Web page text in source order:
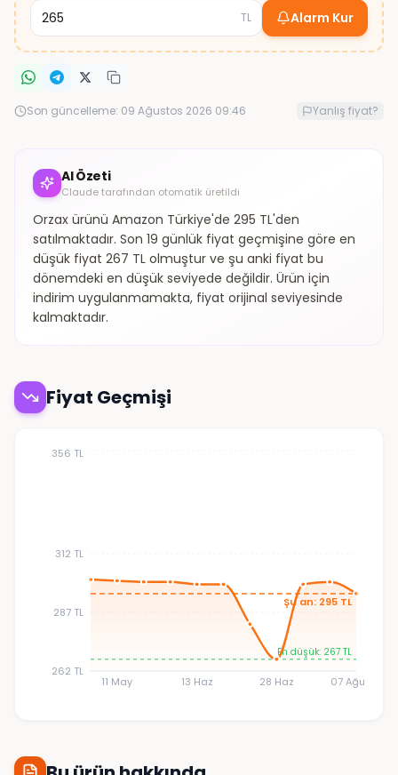
TL Alarm Kur
Son güncelleme: 09 Ağustos 2026 09:46 Yanlış fiyat?
AI Özeti
Claude tarafından otomatik üretildi
Orzax ürünü Amazon Türkiye'de 295 TL'den
satılmaktadır. Son 19 günlük fiyat geçmişine göre en
düşük fiyat 267 TL olmuştur ve şu anki fiyat bu
dönemdeki en düşük seviyede değildir. Ürün için
indirim uygulanmamakta, fiyat orijinal seviyesinde
kalmaktadır.
Fiyat Geçmişi
11 May 13 Haz 28 Haz 07 Ağu
262 TL
287 TL
312 TL
356 TL
Şu an: 295 TL
En düşük: 267 TL